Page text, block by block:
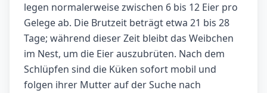
legen normalerweise zwischen 6 bis 12 Eier pro
Gelege ab. Die Brutzeit beträgt etwa 21 bis 28
Tage; während dieser Zeit bleibt das Weibchen
im Nest, um die Eier auszubrüten. Nach dem
Schlüpfen sind die Küken sofort mobil und
folgen ihrer Mutter auf der Suche nach